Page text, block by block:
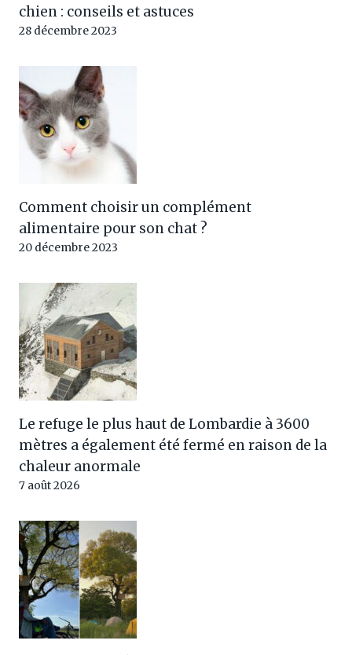
chien : conseils et astuces
28 décembre 2023
Comment choisir un complément
alimentaire pour son chat ?
20 décembre 2023
Le refuge le plus haut de Lombardie à 3600
mètres a également été fermé en raison de la
chaleur anormale
7 août 2026